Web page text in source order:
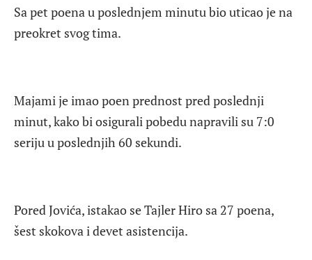
Sa pet poena u poslednjem minutu bio uticao je na
preokret svog tima.
Majami je imao poen prednost pred poslednji
minut, kako bi osigurali pobedu napravili su 7:0
seriju u poslednjih 60 sekundi.
Pored Jovića, istakao se Tajler Hiro sa 27 poena,
šest skokova i devet asistencija.